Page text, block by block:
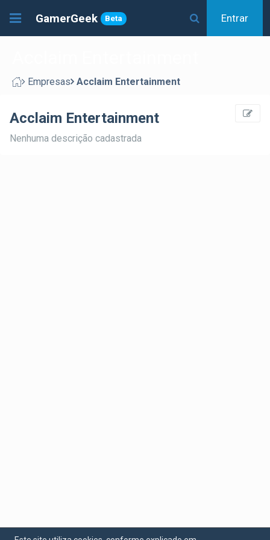
GamerGeek Beta Entrar
Empresas Acclaim Entertainment
Acclaim Entertainment
Nenhuma descrição cadastrada